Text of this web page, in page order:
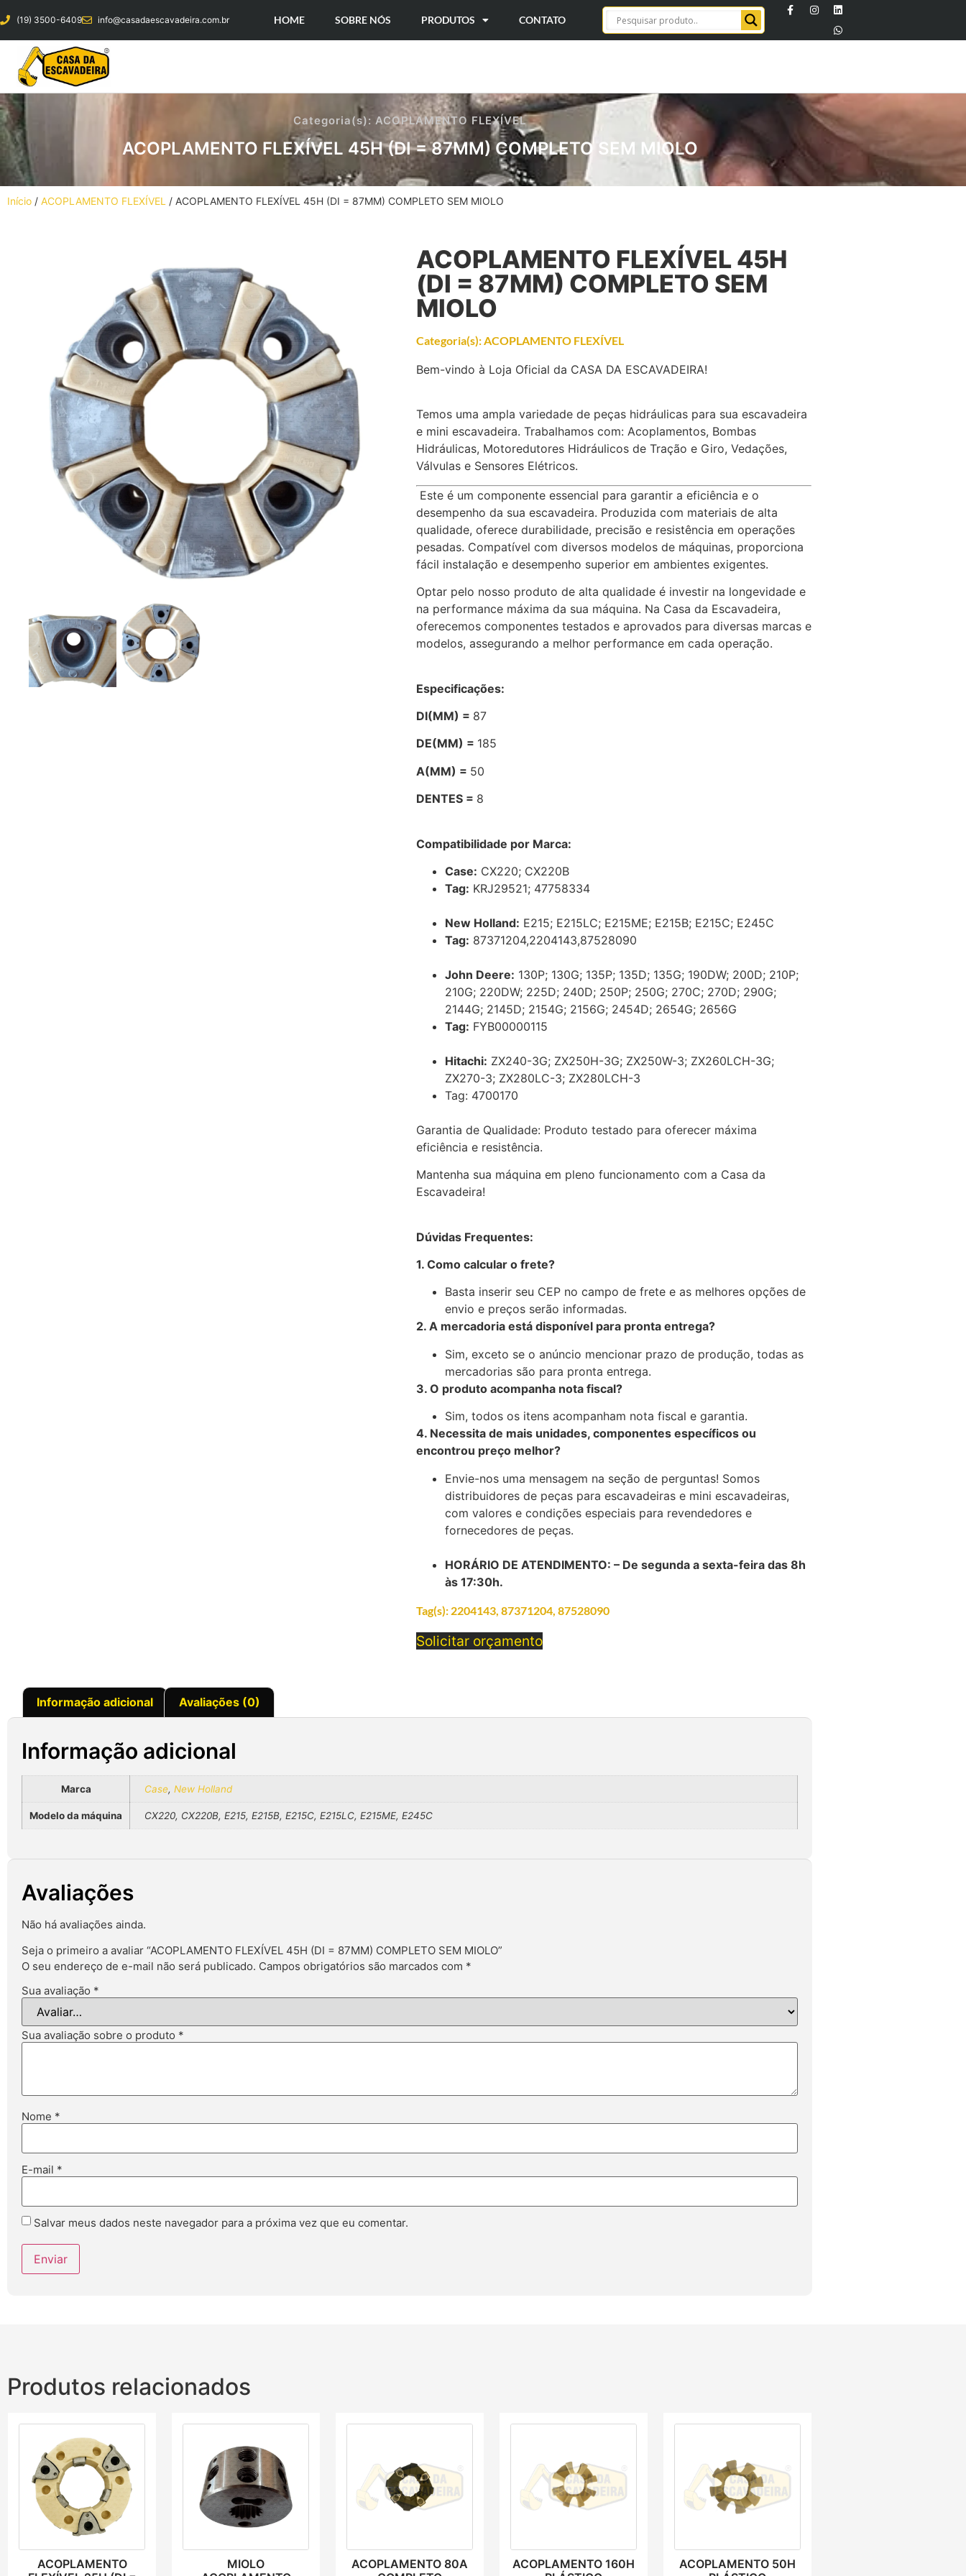
(19) 3500-6409 info@casadaescavadeira.com.br HOME SOBRE NÓS PRODUTOS CONTATO
Categoria(s): ACOPLAMENTO FLEXÍVEL
ACOPLAMENTO FLEXÍVEL 45H (DI = 87MM) COMPLETO SEM MIOLO
Início / ACOPLAMENTO FLEXÍVEL / ACOPLAMENTO FLEXÍVEL 45H (DI = 87MM) COMPLETO SEM MIOLO
ACOPLAMENTO FLEXÍVEL 45H
(DI = 87MM) COMPLETO SEM
MIOLO
Categoria(s):ACOPLAMENTO FLEXÍVEL
Bem-vindo à Loja Oficial da CASA DA ESCAVADEIRA!
Temos uma ampla variedade de peças hidráulicas para sua escavadeira
e mini escavadeira. Trabalhamos com: Acoplamentos, Bombas
Hidráulicas, Motoredutores Hidráulicos de Tração e Giro, Vedações,
Válvulas e Sensores Elétricos.
Este é um componente essencial para garantir a eficiência e o
desempenho da sua escavadeira. Produzida com materiais de alta
qualidade, oferece durabilidade, precisão e resistência em operações
pesadas. Compatível com diversos modelos de máquinas, proporciona
fácil instalação e desempenho superior em ambientes exigentes.
Optar pelo nosso produto de alta qualidade é investir na longevidade e
na performance máxima da sua máquina. Na Casa da Escavadeira,
oferecemos componentes testados e aprovados para diversas marcas e
modelos, assegurando a melhor performance em cada operação.
Especificações:
DI(MM) = 87
DE(MM) = 185
A(MM) = 50
DENTES = 8
Compatibilidade por Marca:
Case: CX220; CX220B
Tag: KRJ29521; 47758334
New Holland: E215; E215LC; E215ME; E215B; E215C; E245C
Tag: 87371204,2204143,87528090
John Deere: 130P; 130G; 135P; 135D; 135G; 190DW; 200D; 210P;
210G; 220DW; 225D; 240D; 250P; 250G; 270C; 270D; 290G;
2144G; 2145D; 2154G; 2156G; 2454D; 2654G; 2656G
Tag: FYB00000115
Hitachi: ZX240-3G; ZX250H-3G; ZX250W-3; ZX260LCH-3G;
ZX270-3; ZX280LC-3; ZX280LCH-3
Tag: 4700170
Garantia de Qualidade: Produto testado para oferecer máxima
eficiência e resistência.
Mantenha sua máquina em pleno funcionamento com a Casa da
Escavadeira!
Dúvidas Frequentes:
1. Como calcular o frete?
Basta inserir seu CEP no campo de frete e as melhores opções de
envio e preços serão informadas.
2. A mercadoria está disponível para pronta entrega?
Sim, exceto se o anúncio mencionar prazo de produção, todas as
mercadorias são para pronta entrega.
3. O produto acompanha nota fiscal?
Sim, todos os itens acompanham nota fiscal e garantia.
4. Necessita de mais unidades, componentes específicos ou
encontrou preço melhor?
Envie-nos uma mensagem na seção de perguntas! Somos
distribuidores de peças para escavadeiras e mini escavadeiras,
com valores e condições especiais para revendedores e
fornecedores de peças.
HORÁRIO DE ATENDIMENTO: – De segunda a sexta-feira das 8h
às 17:30h.
Tag(s): 2204143 ,87371204 ,87528090
Solicitar orçamento
Informação adicional Avaliações (0)
Informação adicional
Marca Case, New Holland
Modelo da máquina CX220, CX220B, E215, E215B, E215C, E215LC, E215ME, E245C
Avaliações
Não há avaliações ainda.
Seja o primeiro a avaliar “ACOPLAMENTO FLEXÍVEL 45H (DI = 87MM) COMPLETO SEM MIOLO”
O seu endereço de e-mail não será publicado. Campos obrigatórios são marcados com *
Sua avaliação *
Sua avaliação sobre o produto *
Nome *
E-mail *
Salvar meus dados neste navegador para a próxima vez que eu comentar.
Produtos relacionados
ACOPLAMENTO
MIOLO
ACOPLAMENTO 80A
ACOPLAMENTO 160H
ACOPLAMENTO 50H